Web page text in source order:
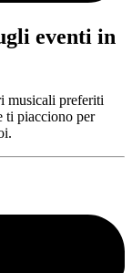
eventi in
musicali preferiti
ti piacciono per